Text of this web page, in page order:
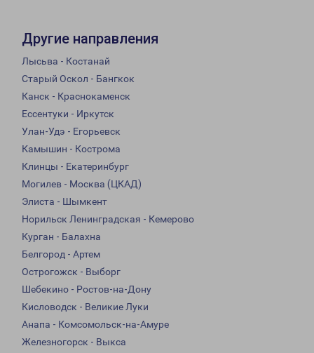
Другие направления
Лысьва - Костанай
Старый Оскол - Бангкок
Канск - Краснокаменск
Ессентуки - Иркутск
Улан-Удэ - Егорьевск
Камышин - Кострома
Клинцы - Екатеринбург
Могилев - Москва (ЦКАД)
Элиста - Шымкент
Норильск Ленинградская - Кемерово
Курган - Балахна
Белгород - Артем
Острогожск - Выборг
Шебекино - Ростов-на-Дону
Кисловодск - Великие Луки
Анапа - Комсомольск-на-Амуре
Железногорск - Выкса